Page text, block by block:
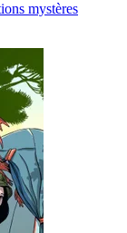
mystères